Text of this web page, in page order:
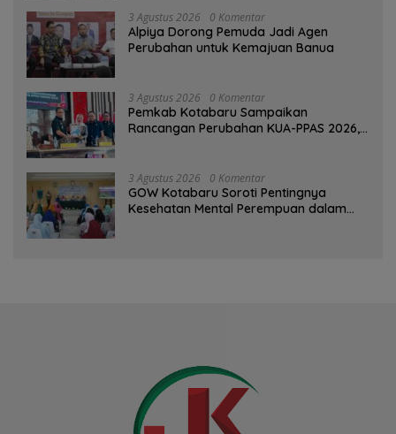
3 Agustus 2026 0 Komentar
‎Alpiya Dorong Pemuda Jadi Agen
Perubahan untuk Kemajuan Banua ‎
3 Agustus 2026 0 Komentar
Pemkab Kotabaru Sampaikan
Rancangan Perubahan KUA-PPAS 2026,
3 Agustus 2026 0 Komentar
GOW Kotabaru Soroti Pentingnya
Kesehatan Mental Perempuan dalam